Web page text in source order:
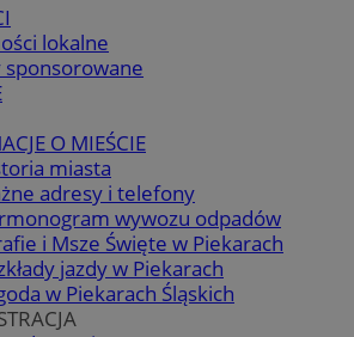
lokalne
sponsorowane
O MIEŚCIE
miasta
adresy i telefony
wywozu odpadów
i Msze Święte w Piekarach
jazdy w Piekarach
w Piekarach Śląskich